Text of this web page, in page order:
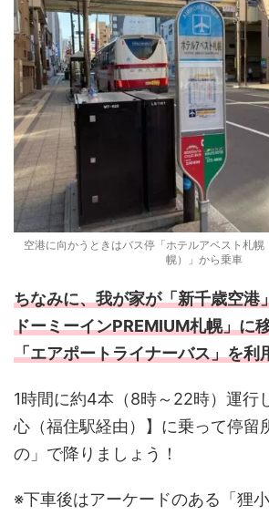
空港に向かうときはバス停「ホテルアベスト札
幌）」から乗車
ちなみに、我が家が「新千歳空港
ドーミーインPREMIUM札幌」に
「エアポートライナーバス」を利
1時間に約4本（8時～22時）運行
心（福住駅経由）】に乗って停留
の」で降りましょう！
※下車後はアーケードのある「狸